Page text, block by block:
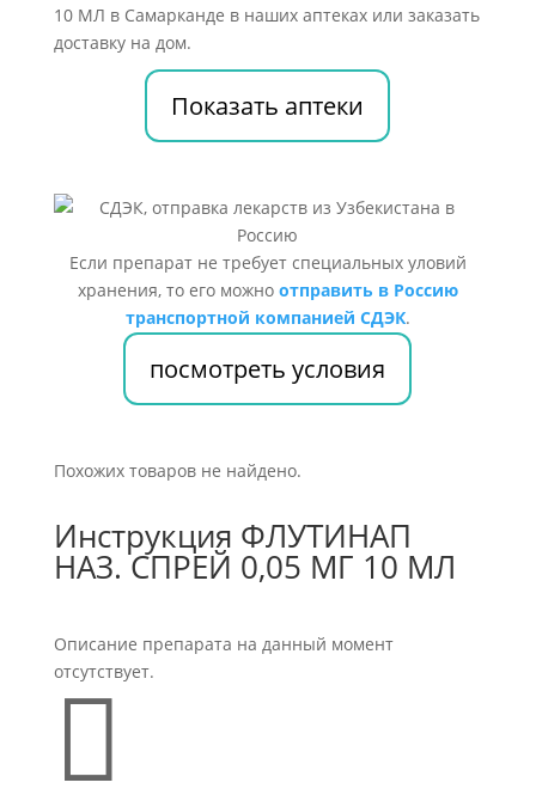
10 МЛ в Самарканде в наших аптеках или заказать
доставку на дом.
Показать аптеки
Если препарат не требует специальных уловий
хранения, то его можно отправить в Россию
транспортной компанией СДЭК.
посмотреть условия
Похожих товаров не найдено.
Инструкция ФЛУТИНАП
НАЗ. СПРЕЙ 0,05 МГ 10 МЛ
Описание препарата на данный момент
отсутствует.
